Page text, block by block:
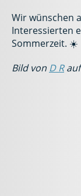
Wir wünschen
Interessierten
Sommerzeit. ☀️
Bild von D R